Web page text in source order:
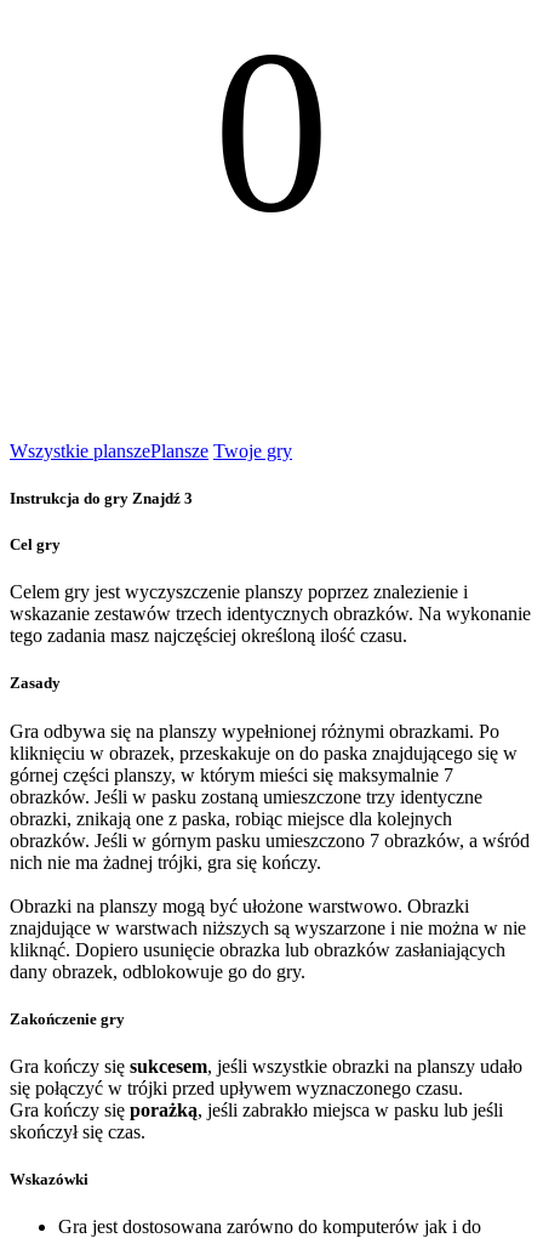
0
Wszystkie planszePlansze Twoje gry
Instrukcja do gry Znajdź 3
Cel gry
Celem gry jest wyczyszczenie planszy poprzez znalezienie i
wskazanie zestawów trzech identycznych obrazków. Na wykonanie
tego zadania masz najczęściej określoną ilość czasu.
Zasady
Gra odbywa się na planszy wypełnionej różnymi obrazkami. Po
kliknięciu w obrazek, przeskakuje on do paska znajdującego się w
górnej części planszy, w którym mieści się maksymalnie 7
obrazków. Jeśli w pasku zostaną umieszczone trzy identyczne
obrazki, znikają one z paska, robiąc miejsce dla kolejnych
obrazków. Jeśli w górnym pasku umieszczono 7 obrazków, a wśród
nich nie ma żadnej trójki, gra się kończy.
Obrazki na planszy mogą być ułożone warstwowo. Obrazki
znajdujące w warstwach niższych są wyszarzone i nie można w nie
kliknąć. Dopiero usunięcie obrazka lub obrazków zasłaniających
dany obrazek, odblokowuje go do gry.
Zakończenie gry
Gra kończy się sukcesem, jeśli wszystkie obrazki na planszy udało
się połączyć w trójki przed upływem wyznaczonego czasu.
Gra kończy się porażką, jeśli zabrakło miejsca w pasku lub jeśli
skończył się czas.
Wskazówki
Gra jest dostosowana zarówno do komputerów jak i do